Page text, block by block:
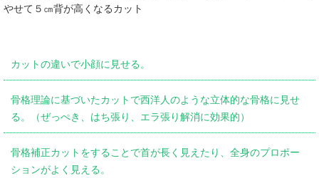
やせて５㎝背が高くなるカット
カットの違いで小顔に見せる。
骨格理論に基づいたカットで西洋人のような立体的な骨格に見せ
る。（ぜっぺき、はち張り、エラ張り解消に効果的）
骨格補正カットをすることで首が長く見えたり、全身のプロポー
ションがよく見える。